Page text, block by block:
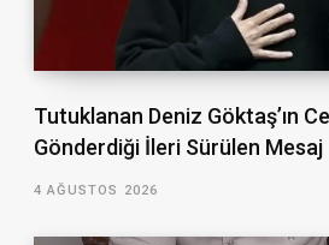
Tutuklanan Deniz Göktaş’ın
Gönderdiği İleri Sürülen Mesaj
4 AĞUSTOS 2026